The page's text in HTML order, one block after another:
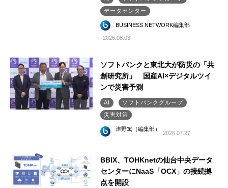
データセンター
BUSINESS NETWORK編集部
2026.08.03
ソフトバンクと東北大が防災の「共
創研究所」 国産AI×デジタルツイ
ンで災害予測
AI
ソフトバンクグループ
災害対策
津野篤（編集部）
2026.07.27
BBIX、TOHKnetの仙台中央データ
センターにNaaS「OCX」の接続拠
点を開設